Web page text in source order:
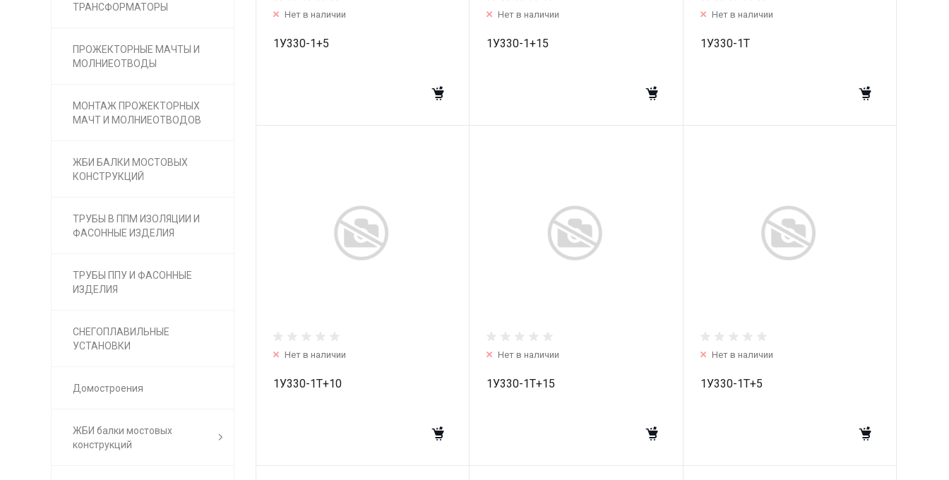
ТРАНСФОРМАТОРЫ
ПРОЖЕКТОРНЫЕ МАЧТЫ И
МОЛНИЕОТВОДЫ
МОНТАЖ ПРОЖЕКТОРНЫХ
МАЧТ И МОЛНИЕОТВОДОВ
ЖБИ БАЛКИ МОСТОВЫХ
КОНСТРУКЦИЙ
ТРУБЫ В ППМ ИЗОЛЯЦИИ И
ФАСОННЫЕ ИЗДЕЛИЯ
ТРУБЫ ППУ И ФАСОННЫЕ
ИЗДЕЛИЯ
СНЕГОПЛАВИЛЬНЫЕ
УСТАНОВКИ
Домостроения
ЖБИ балки мостовых
конструкций
Нет в наличии
1У330-1+5
Нет в наличии
1У330-1+15
Нет в наличии
1У330-1T
Нет в наличии
1У330-1T+10
Нет в наличии
1У330-1T+15
Нет в наличии
1У330-1T+5